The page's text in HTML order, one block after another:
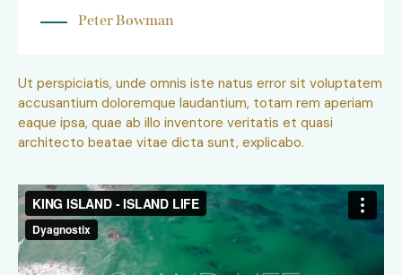
Peter Bowman
Ut perspiciatis, unde omnis iste natus error sit voluptatem
accusantium doloremque laudantium, totam rem aperiam
eaque ipsa, quae ab illo inventore veritatis et quasi
architecto beatae vitae dicta sunt, explicabo.